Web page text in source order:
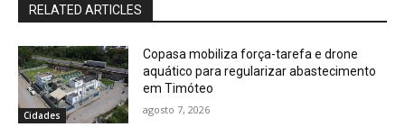
RELATED ARTICLES
Cidades
Copasa mobiliza força-tarefa e drone
aquático para regularizar abastecimento
em Timóteo
agosto 7, 2026